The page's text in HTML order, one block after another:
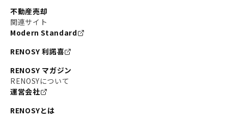
不動産売却
関連サイト
Modern Standard
RENOSY 利諾喜
RENOSY マガジン
RENOSYについて
運営会社
RENOSYとは